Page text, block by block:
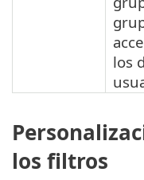
los
los filtros